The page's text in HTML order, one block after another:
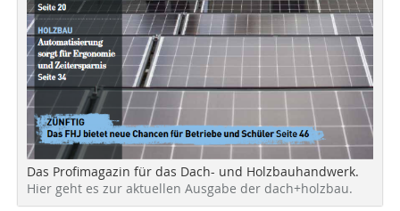
Das Profimagazin für das Dach- und Holzbauhandwerk.
Hier geht es zur aktuellen Ausgabe der dach+holzbau.